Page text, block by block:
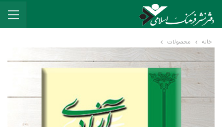
خانه محصولات